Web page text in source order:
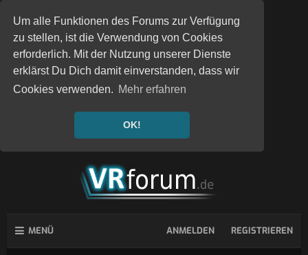
Um alle Funktionen des Forums zur Verfügung
zu stellen, ist die Verwendung von Cookies
erforderlich. Mit der Nutzung unserer Dienste
erklärst Du Dich damit einverstanden, dass wir
Cookies verwenden. Mehr erfahren
OK!
MENÜ ANMELDEN REGISTRIEREN